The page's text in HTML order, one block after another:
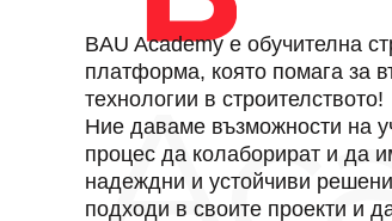
BAU Academy е обучителна
платформа, която помага за
технологии в строителството!
Ние даваме възможности на
процес да колаборират и да
надеждни и устойчиви
подходи в своите проекти и